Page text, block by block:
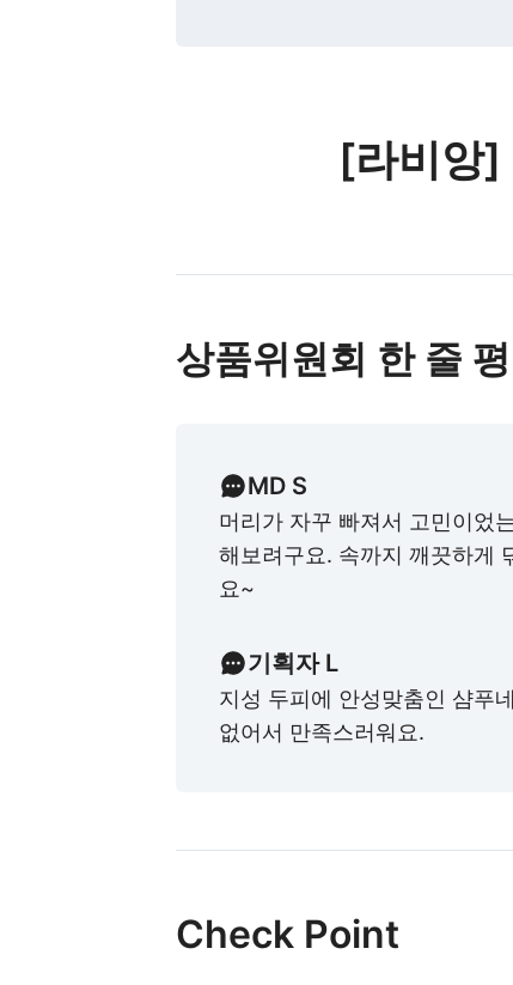
[라비앙]
상품위원회 한 줄 평
MD S
머리가 자꾸 빠져서 고민이었
해보려구요. 속까지 깨끗하게
요~
기획자 L
지성 두피에 안성맞춤인 샴푸
없어서 만족스러워요.
Check Point